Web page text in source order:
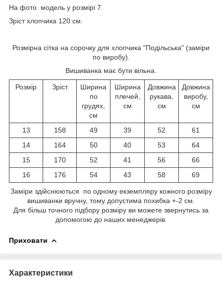
На фото модель у розмірі 7.
Зріст хлопчика 120 см.
Розмірна сітка на сорочку для хлопчика "Подільська" (заміри
по виробу).
Вишиванка має бути вільна.
Розмір Зріст
Ширина
по
грудях,
см
Ширина
плечей,
см
Довжина
рукава,
см
Довжина
виробу,
см
13 158 49 39 52
61
14
164 50 40 53
64
15
170 52 41 56
66
16
176 54 43 58 69
Заміри здійснюються по одному екземпляру кожного розміру
вишиванки вручну, тому допустима похибка +-2 см.
Для більш точного підбору розміру ви можете звернутись за
допомогою до наших менеджерів.
Приховати
Характеристики